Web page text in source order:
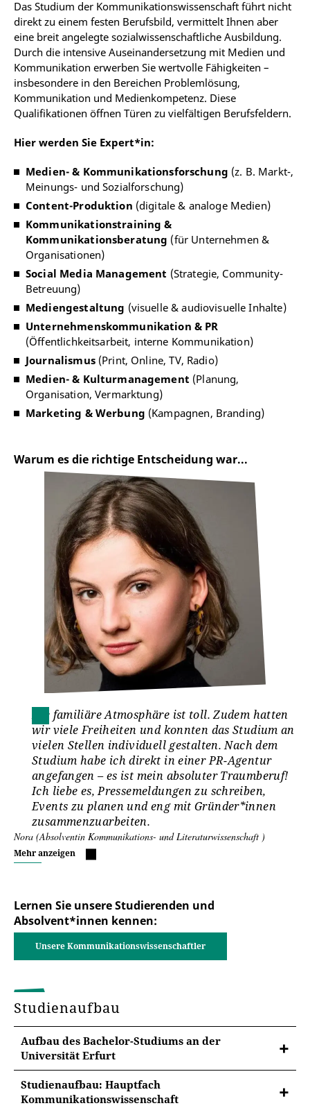
Das Studium der Kommunikationswissenschaft führt nicht
direkt zu einem festen Berufsbild, vermittelt Ihnen aber
eine breit angelegte sozialwissenschaftliche Ausbildung.
Durch die intensive Auseinandersetzung mit Medien und
Kommunikation erwerben Sie wertvolle Fähigkeiten –
insbesondere in den Bereichen Problemlösung,
Kommunikation und Medienkompetenz. Diese
Qualifikationen öffnen Türen zu vielfältigen Berufsfeldern.
Hier werden Sie Expert*in:
Medien- & Kommunikationsforschung (z. B. Markt-,
Meinungs- und Sozialforschung)
Content-Produktion (digitale & analoge Medien)
Kommunikationstraining &
Kommunikationsberatung (für Unternehmen &
Organisationen)
Social Media Management (Strategie, Community-
Betreuung)
Mediengestaltung (visuelle & audiovisuelle Inhalte)
Unternehmenskommunikation & PR
(Öffentlichkeitsarbeit, interne Kommunikation)
Journalismus(Print, Online, TV, Radio)
Medien- & Kulturmanagement (Planung,
Organisation, Vermarktung)
Marketing & Werbung (Kampagnen, Branding)
Warum es die richtige Entscheidung war...
Die familiäre Atmosphäre ist toll. Zudem hatten
wir viele Freiheiten und konnten das Studium an
vielen Stellen individuell gestalten. Nach dem
Studium habe ich direkt in einer PR-Agentur
angefangen – es ist mein absoluter Traumberuf!
Ich liebe es, Pressemeldungen zu schreiben,
Events zu planen und eng mit Gründer*innen
zusammenzuarbeiten.
Nora (Absolventin Kommunikations- und Literaturwissenschaft )
Mehr anzeigen
Lernen Sie unsere Studierenden und
Absolvent*innen kennen:
Unsere Kommunikationswissenschaftler
Studienaufbau
Aufbau des Bachelor-Studiums an der
Universität Erfurt
Studienaufbau: Hauptfach
Kommunikationswissenschaft